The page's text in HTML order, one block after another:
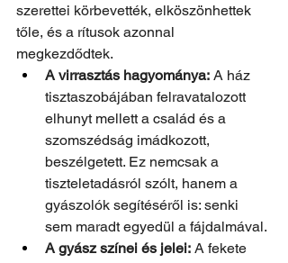
szerettei körbevették, elköszönhettek
tőle, és a rítusok azonnal
megkezdődtek.
A virrasztás hagyománya: A ház
tisztaszobájában felravatalozott
elhunyt mellett a család és a
szomszédság imádkozott,
beszélgetett. Ez nemcsak a
tiszteletadásról szólt, hanem a
gyászolók segítéséről is: senki
sem maradt egyedül a fájdalmával.
A gyász színei és jelei: A fekete